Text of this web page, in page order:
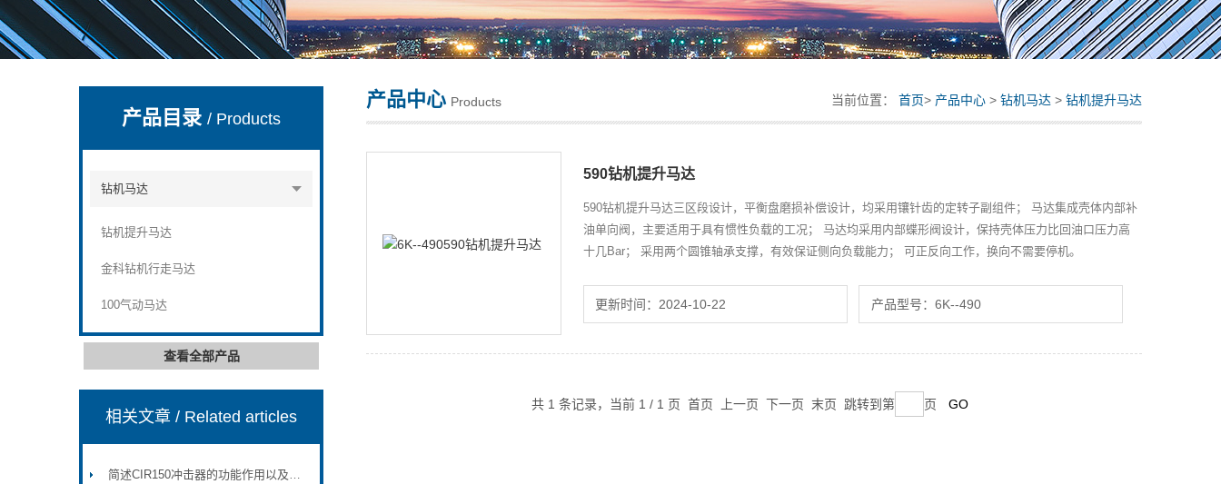
宣化县瑞科钻孔机械厂
产品目录/ Products
钻机马达
钻机提升马达
金科钻机行走马达
100气动马达
查看全部产品
相关文章/ Related articles
简述CIR150冲击器的功能作用以及特点
产品中心 Products 当前位置： 首页> 产品中心 > 钻机马达 > 钻机提升马达
590钻机提升马达
590钻机提升马达三区段设计，平衡盘磨损补偿设计，均采用镶针齿的定转子副组件； 马达集成壳体内部补
油单向阀，主要适用于具有惯性负载的工况； 马达均采用内部蝶形阀设计，保持壳体压力比回油口压力高
十几Bar； 采用两个圆锥轴承支撑，有效保证侧向负载能力； 可正反向工作，换向不需要停机。
更新时间：2024-10-22 产品型号：6K--490
共 1 条记录，当前 1 / 1 页 首页 上一页 下一页 末页 跳转到第 页